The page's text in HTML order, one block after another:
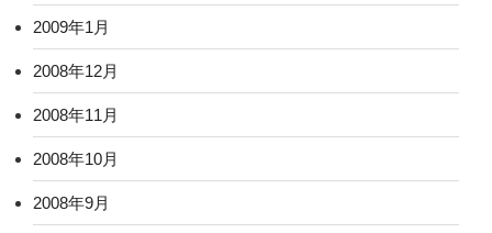
2009年1月
2008年12月
2008年11月
2008年10月
2008年9月